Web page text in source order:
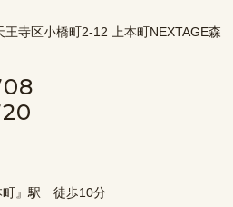
寺区小橋町2-12 上本町NEXTAGE森
町』駅 徒歩10分